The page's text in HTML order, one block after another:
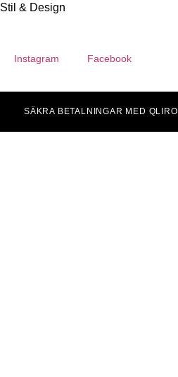
Stil & Design
Instagram Facebook
SÄKRA BETALNINGAR MED QLIRO